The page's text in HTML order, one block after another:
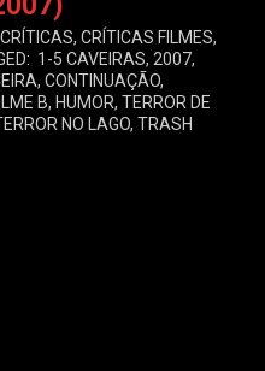
CRÍTICAS, CRÍTICAS FILMES,
1-5 CAVEIRAS, 2007,
, CONTINUAÇÃO,
B, HUMOR, TERROR DE
NO LAGO, TRASH